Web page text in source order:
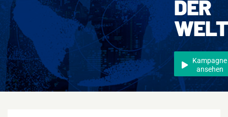
Events
Überregional
Jobs
Newsletter
DER
WELT
Kampagne
ansehen